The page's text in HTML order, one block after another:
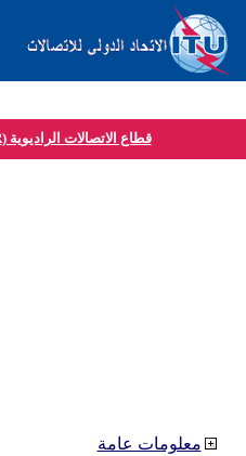
قطاع الاتصالات الراديوية (ITU-R)
معلومات عامة